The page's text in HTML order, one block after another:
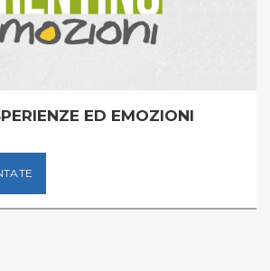
ED EMOZIONI